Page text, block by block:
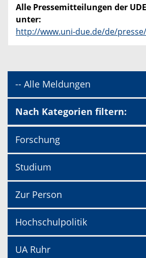
Alle Pressemitteilungen der
unter:
http://www.uni-due.de/de/
-- Alle Meldungen
Nach Kategorien filtern:
Forschung
Studium
Zur Person
Hochschulpolitik
UA Ruhr